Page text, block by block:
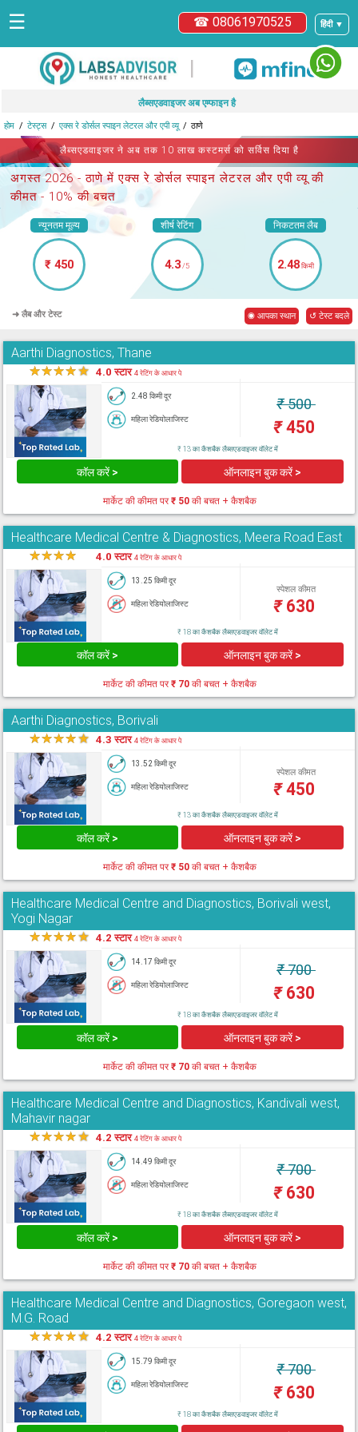
हिंदी ▼
☎ 08061970525
☰
|
लैब्सएडवाइजर अब एम्फाइन है
होम टेस्ट्स एक्स रे डोर्सल स्पाइन लेटरल और एपी व्यू ठाणे
लैब्सएडवाइजर ने अब तक 10 लाख कस्टमर्स को सर्विस दिया है
अगस्त 2026 -ठाणे में एक्स रे डोर्सल स्पाइन लेटरल और एपी व्यूकी
कीमत - 10% की बचत
न्यूनतम मूल्य
₹ 450
शीर्ष रेटिंग
4.3/5
निकटतम लैब
2.48किमी
➜ लैब और टेस्ट ◉ आपका स्थान ↺ टेस्ट बदले
Aarthi Diagnostics, Thane
★★★★★ 4.0 स्टार4 रेटिंग के आधार पे
2.48 किमी दूर
महिला रेडियोलाजिस्ट
₹500
₹450
₹ 13 का कैशबैक लैब्सएडवाइजर वॉलेट में
कॉल करें > ऑनलाइन बुक करें >
मार्केट की कीमत पर₹ 50 की बचत + कैशबैक
Healthcare Medical Centre & Diagnostics, Meera Road East
★★★★ 4.0 स्टार4 रेटिंग के आधार पे
13.25 किमी दूर
महिला रेडियोलाजिस्ट
स्पेशल कीमत
₹630
₹ 18 का कैशबैक लैब्सएडवाइजर वॉलेट में
कॉल करें > ऑनलाइन बुक करें >
मार्केट की कीमत पर₹ 70 की बचत + कैशबैक
Aarthi Diagnostics, Borivali
★★★★★ 4.3 स्टार4 रेटिंग के आधार पे
13.52 किमी दूर
महिला रेडियोलाजिस्ट
स्पेशल कीमत
₹450
₹ 13 का कैशबैक लैब्सएडवाइजर वॉलेट में
कॉल करें > ऑनलाइन बुक करें >
मार्केट की कीमत पर₹ 50 की बचत + कैशबैक
Healthcare Medical Centre and Diagnostics, Borivali west,
Yogi Nagar
★★★★★ 4.2 स्टार4 रेटिंग के आधार पे
14.17 किमी दूर
महिला रेडियोलाजिस्ट
₹700
₹630
₹ 18 का कैशबैक लैब्सएडवाइजर वॉलेट में
कॉल करें > ऑनलाइन बुक करें >
मार्केट की कीमत पर₹ 70 की बचत + कैशबैक
Healthcare Medical Centre and Diagnostics, Kandivali west,
Mahavir nagar
★★★★★ 4.2 स्टार4 रेटिंग के आधार पे
14.49 किमी दूर
महिला रेडियोलाजिस्ट
₹700
₹630
₹ 18 का कैशबैक लैब्सएडवाइजर वॉलेट में
कॉल करें > ऑनलाइन बुक करें >
मार्केट की कीमत पर₹ 70 की बचत + कैशबैक
Healthcare Medical Centre and Diagnostics, Goregaon west,
M.G. Road
★★★★★ 4.2 स्टार4 रेटिंग के आधार पे
15.79 किमी दूर
महिला रेडियोलाजिस्ट
₹700
₹630
₹ 18 का कैशबैक लैब्सएडवाइजर वॉलेट में